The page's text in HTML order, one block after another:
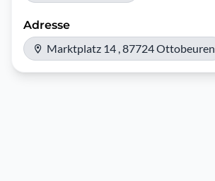
Adresse
Marktplatz 14 , 87724 Ottobeuren